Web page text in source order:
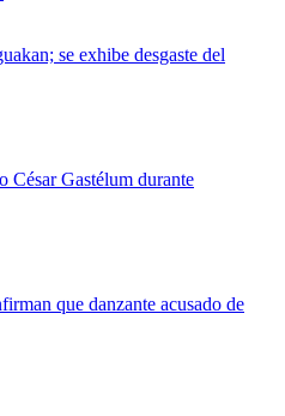
se exhibe desgaste del
César Gastélum durante
que danzante acusado de